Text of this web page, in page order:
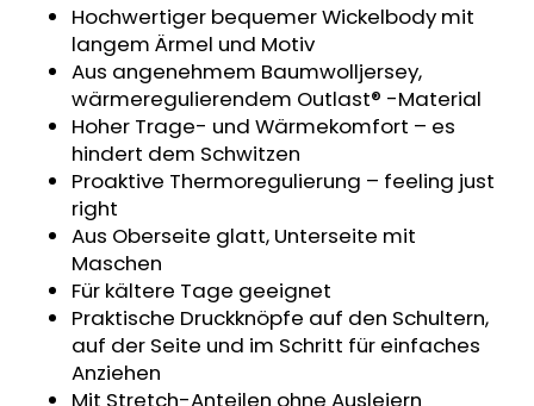
Hochwertiger bequemer Wickelbody mit
langem Ärmel und Motiv
Aus angenehmem Baumwolljersey,
wärmeregulierendem Outlast® -Material
Hoher Trage- und Wärmekomfort – es
hindert dem Schwitzen
Proaktive Thermoregulierung – feeling just
right
Aus Oberseite glatt, Unterseite mit
Maschen
Für kältere Tage geeignet
Praktische Druckknöpfe auf den Schultern,
auf der Seite und im Schritt für einfaches
Anziehen
Mit Stretch-Anteilen ohne Ausleiern
SWEATHOSE
DENIM
LÖWE
€32,50